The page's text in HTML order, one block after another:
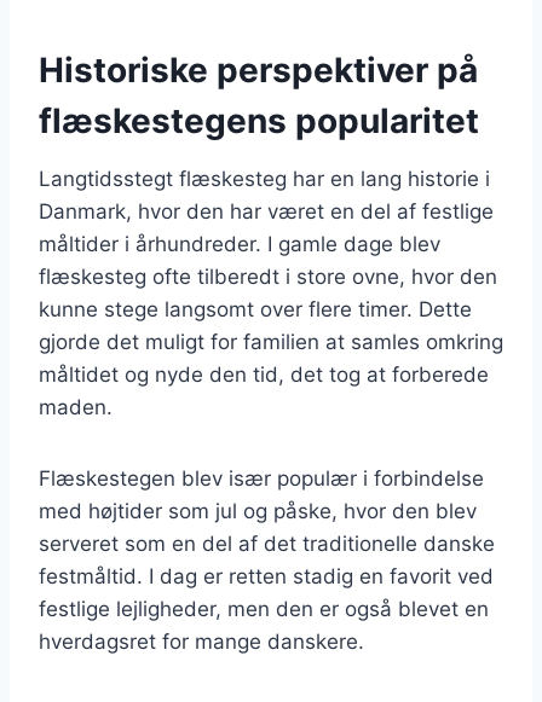
Historiske perspektiver på
flæskestegens popularitet
Langtidsstegt flæskesteg har en lang historie i
Danmark, hvor den har været en del af festlige
måltider i århundreder. I gamle dage blev
flæskesteg ofte tilberedt i store ovne, hvor den
kunne stege langsomt over flere timer. Dette
gjorde det muligt for familien at samles omkring
måltidet og nyde den tid, det tog at forberede
maden.
Flæskestegen blev især populær i forbindelse
med højtider som jul og påske, hvor den blev
serveret som en del af det traditionelle danske
festmåltid. I dag er retten stadig en favorit ved
festlige lejligheder, men den er også blevet en
hverdagsret for mange danskere.